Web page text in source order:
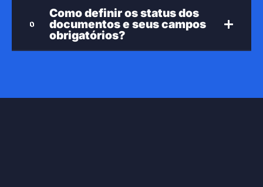
Como definir os status dos
documentos e seus campos
obrigatórios?